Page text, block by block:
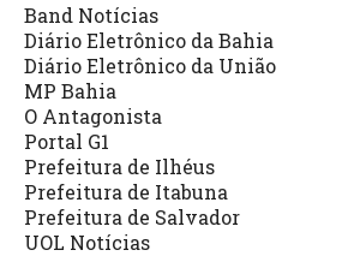
Band Notícias
Diário Eletrônico da Bahia
Diário Eletrônico da União
MP Bahia
O Antagonista
Portal G1
Prefeitura de Ilhéus
Prefeitura de Itabuna
Prefeitura de Salvador
UOL Notícias